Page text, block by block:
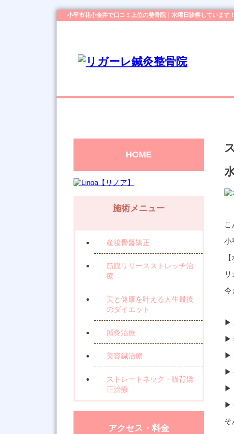
小平市花小金井で口コミ上位の整骨院｜水曜日診察しています！
こ
小
今
▶︎
▶︎
▶︎
▶︎
▶︎
▶︎
そ
HOME
施術メニュー
産後骨盤矯正
筋膜リリースストレッチ治
療
美と健康を叶える人生最後
のダイエット
鍼灸治療
美容鍼治療
ストレートネック・猫背矯
正治療
アクセス・料金